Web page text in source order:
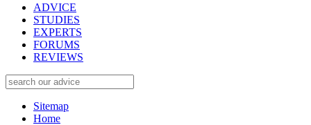
ADVICE
STUDIES
EXPERTS
FORUMS
REVIEWS
Sitemap
Home